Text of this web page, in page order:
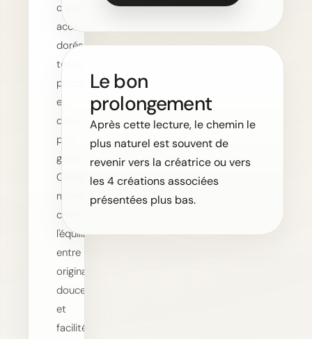
organiques,
accents
dorés,
teintes
poudrées
et
détails
plus
graphiques.
Chaque
modèle
cherche
l'équilibre
entre
originalité,
douceur
et
facilité
Le bon
prolongement
Après cette lecture, le chemin le
plus naturel est souvent de
revenir vers la créatrice ou vers
les 4 créations associées
présentées plus bas.